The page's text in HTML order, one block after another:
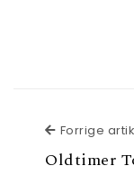
Forrige
Oldtimer